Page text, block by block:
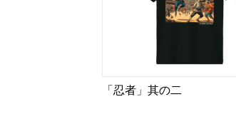
「忍者」其の二